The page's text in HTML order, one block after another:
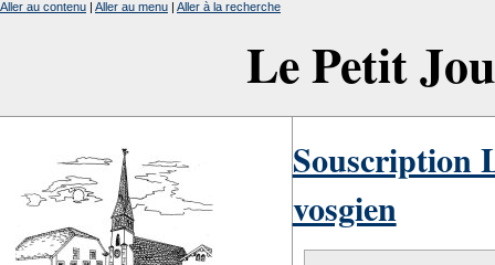
Le Petit
Aller au contenu | Aller au menu | Aller à la recherche
Souscription
vosgien